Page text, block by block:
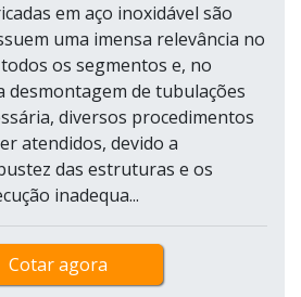
em aço inoxidável são
uma imensa relevância no
os segmentos e, no
desmontagem de tubulações
diversos procedimentos
atendidos, devido a
das estruturas e os
inadequa...
Cotar agora